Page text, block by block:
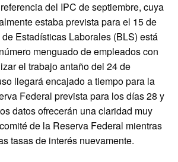
del IPC de septiembre, cuya
estaba prevista para el 15 de
Estadísticas Laborales (BLS) está
menguado de empleados con
el trabajo antaño del 24 de
llegará encajado a tiempo para la
Federal prevista para los días 28 y
datos ofrecerán una claridad muy
de la Reserva Federal mientras
tasas de interés nuevamente.